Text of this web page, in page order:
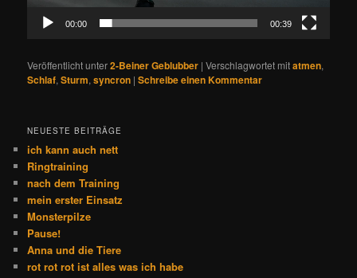
00:00 00:39
Veröffentlicht unter2-Beiner Geblubber |Verschlagwortet mitatmen,
Schlaf,Sturm,syncron |Schreibe einen Kommentar
NEUESTE BEITRÄGE
ich kann auch nett
Ringtraining
nach dem Training
mein erster Einsatz
Monsterpilze
Pause!
Anna und die Tiere
rot rot rot ist alles was ich habe